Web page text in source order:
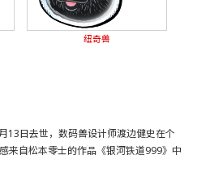
纽奇兽
13日去世，数码兽设计师渡边健史在个
来自松本零士的作品《银河铁道999》中